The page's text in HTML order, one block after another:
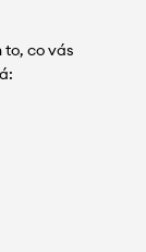
to, co vás